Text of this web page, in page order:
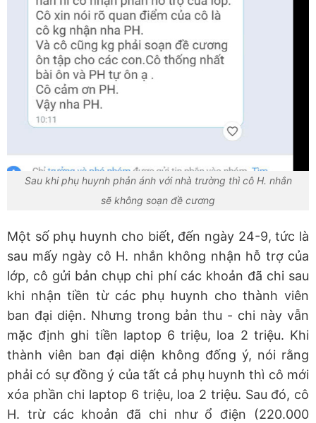
Sau khi phụ huynh phản ánh với nhà trường thì cô H. nhắn
sẽ không soạn đề cương
Một số phụ huynh cho biết, đến ngày 24-9, tức là
sau mấy ngày cô H. nhắn không nhận hỗ trợ của
lớp, cô gửi bản chụp chi phí các khoản đã chi sau
khi nhận tiền từ các phụ huynh cho thành viên
ban đại diện. Nhưng trong bản thu - chi này vẫn
mặc định ghi tiền laptop 6 triệu, loa 2 triệu. Khi
thành viên ban đại diện không đống ý, nói rằng
phải có sự đồng ý của tất cả phụ huynh thì cô mới
xóa phần chi laptop 6 triệu, loa 2 triệu. Sau đó, cô
H. trừ các khoản đã chi như ổ điện (220.000